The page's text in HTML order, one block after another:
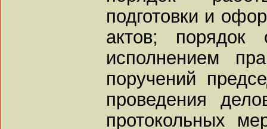
подготовки и
актов; порядок
исполнением
поручений
проведения
протокольных